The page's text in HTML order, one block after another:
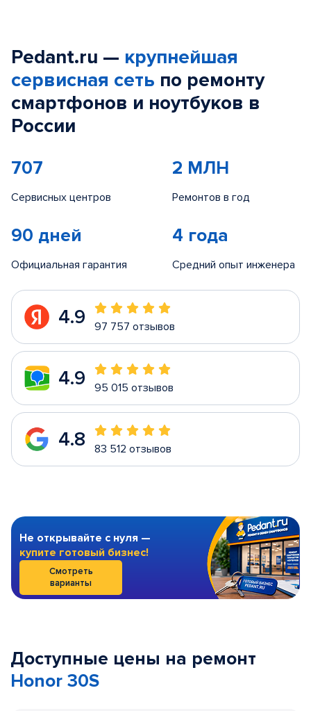
Pedant.ru — крупнейшая
сервисная сеть по ремонту
смартфонов и ноутбуков в
России
707
Сервисных центров
2 МЛН
Ремонтов в год
90 дней
Официальная гарантия
4 года
Средний опыт инженера
4.9 97 757 отзывов
4.9 95 015 отзывов
4.8 83 512 отзывов
Не открывайте с нуля —
купите готовый бизнес!
Смотреть
варианты
Доступные цены на ремонт
Honor 30S